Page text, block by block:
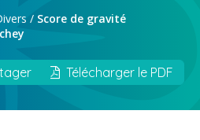
/ Score de gravité
Télécharger le PDF